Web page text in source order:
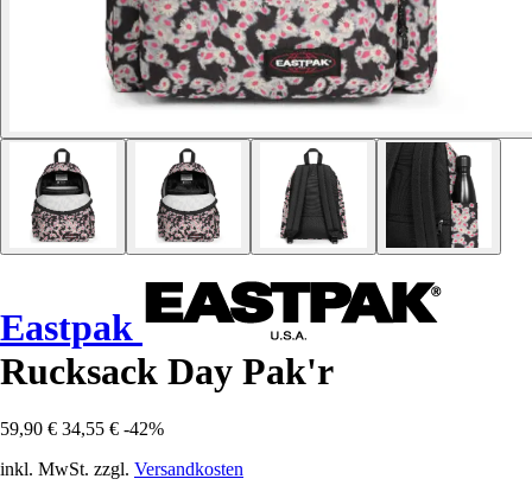
Eastpak
Rucksack Day Pak'r
59,90 € 34,55 € -42%
inkl. MwSt. zzgl. Versandkosten